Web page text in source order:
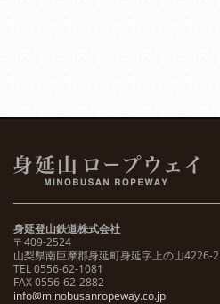
身延登山鉄道株式会社
〒409-2524
山梨県南巨摩郡身延町身延字上の山4226-2
TEL 0556-62-1081
FAX 0556-62-2882
info@minobusanropeway.co.jp